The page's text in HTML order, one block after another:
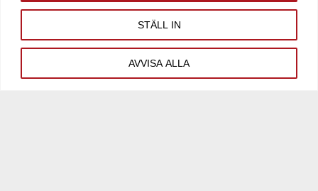
STÄLL IN
AVVISA ALLA
Linvävaren 4
Tallvägen 10
Lokalyta:4 157 kvm
Tomtyta:10 068 kvm